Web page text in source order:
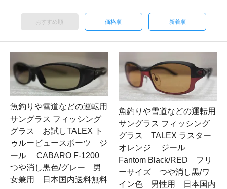
おすすめ順 価格順 新着順
魚釣りや雪道などの運転用
サングラス フィッシング
グラス お試しTALEX ト
ゥルービュースポーツ ジ
ール CABARO F-1200
つや消し黒色/グレー 男
女兼用 日本国内送料無料
魚釣りや雪道などの運転用
サングラス フィッシング
グラス TALEX ラスター
オレンジ ジール
Fantom Black/RED フリ
ーサイズ つや消し黒/ワ
イン色 男性用 日本国内